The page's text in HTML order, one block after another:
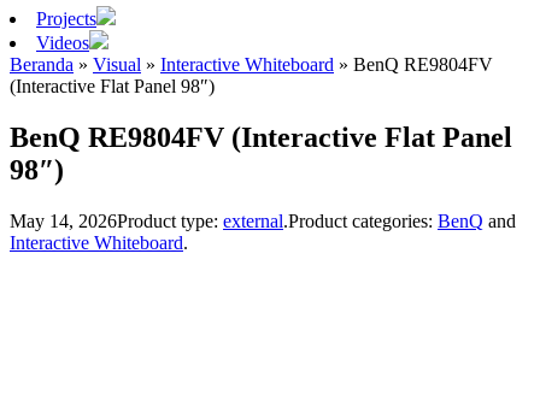
Projects
Videos
Beranda » Visual » Interactive Whiteboard » BenQ RE9804FV
(Interactive Flat Panel 98″)
BenQ RE9804FV (Interactive Flat Panel
98″)
May 14, 2026Product type: external.Product categories: BenQ and
Interactive Whiteboard.